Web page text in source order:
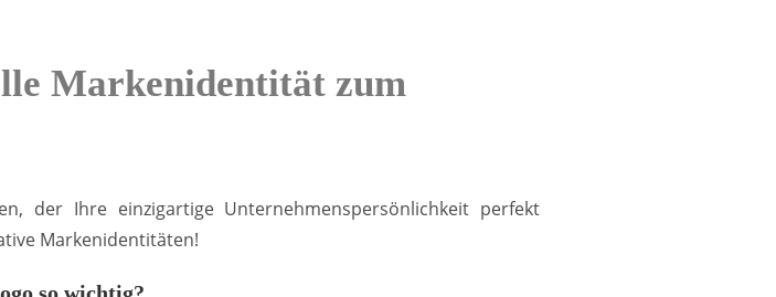
Markenidentität zum
der Ihre einzigartige Unternehmenspersönlichkeit perfekt
Markenidentitäten!